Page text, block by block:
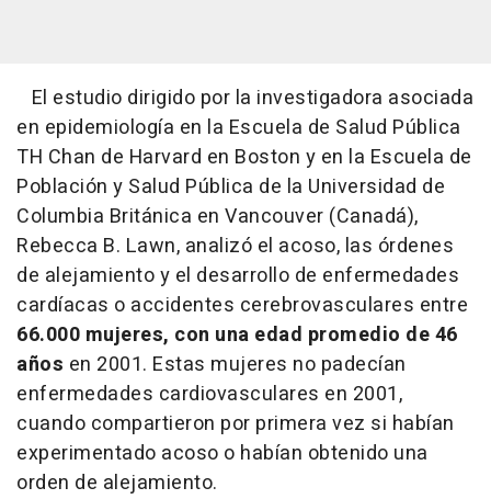
El estudio dirigido por la investigadora asociada
en epidemiología en la Escuela de Salud Pública
TH Chan de Harvard en Boston y en la Escuela de
Población y Salud Pública de la Universidad de
Columbia Británica en Vancouver (Canadá),
Rebecca B. Lawn, analizó el acoso, las órdenes
de alejamiento y el desarrollo de enfermedades
cardíacas o accidentes cerebrovasculares entre
66.000 mujeres, con una edad promedio de 46
años en 2001. Estas mujeres no padecían
enfermedades cardiovasculares en 2001,
cuando compartieron por primera vez si habían
experimentado acoso o habían obtenido una
orden de alejamiento.